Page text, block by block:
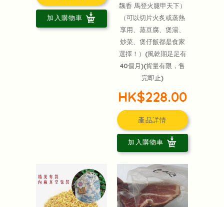
加入購物車
飄香 馬登火腿甲天下）
（可以切片火炙或蒸熱
享用、蒸豆腐、煲湯、
炒菜、煲仔飯都是食家
選擇！）(風乾期足足有
40個月)(貨量有限，售
完即止)
HK$228.00
產品詳情
加入購物車